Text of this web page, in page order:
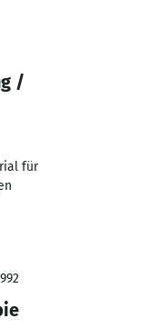
/
für